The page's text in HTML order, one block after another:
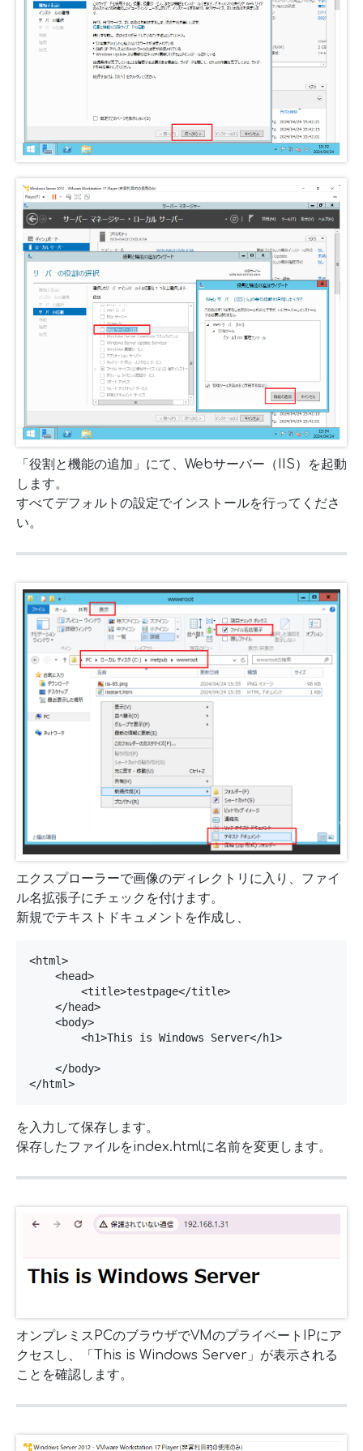
「役割と機能の追加」にて、Webサーバー（IIS）を起動
します。
すべてデフォルトの設定でインストールを行ってくださ
い。
エクスプローラーで画像のディレクトリに入り、ファイ
ル名拡張子にチェックを付けます。
新規でテキストドキュメントを作成し、
<html>
    <head>
        <title>testpage</title>
    </head>
    <body>
        <h1>This is Windows Server</h1>
    </body>
</html>
を入力して保存します。
保存したファイルをindex.htmlに名前を変更します。
オンプレミスPCのブラウザでVMのプライベートIPにア
クセスし、「This is Windows Server」が表示される
ことを確認します。